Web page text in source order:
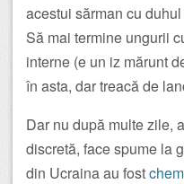
acestui sărman cu
Să mai termine ungurii
interne (e un iz mărunt
în asta, dar treacă de
Dar nu după multe zile,
discretă, face spume la
din Ucraina au fost